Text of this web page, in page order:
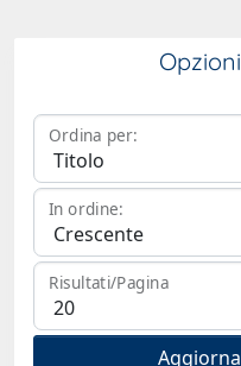
Opzioni
Ordina per:
In ordine:
Risultati/Pagina